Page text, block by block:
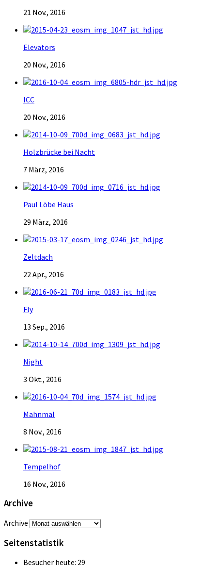
21 Nov., 2016
Elevators
20 Nov., 2016
ICC
20 Nov., 2016
Holzbrücke bei Nacht
7 März, 2016
Paul Löbe Haus
29 März, 2016
Zeltdach
22 Apr., 2016
Fly
13 Sep., 2016
Night
3 Okt., 2016
Mahnmal
8 Nov., 2016
Tempelhof
16 Nov., 2016
Archive
Archive
Seitenstatistik
Besucher heute: 29